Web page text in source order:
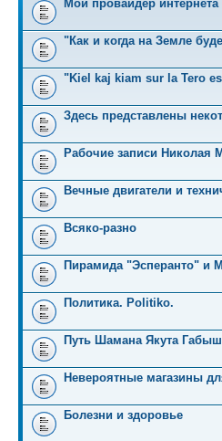
Мой провайдер
"Как и когда на Земле
"Kiel kaj kiam sur la Tero
Здесь представлены
Рабочие записи Николая
Вечные двигатели и
Всяко-разно
Пирамида "Эсперанто" и
Политика. Politiko.
Путь Шамана Якута
Невероятные магазины
Болезни и здоровье